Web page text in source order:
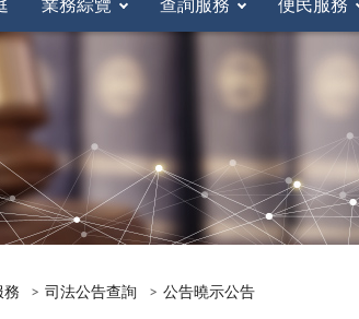
業務綜覽 查詢服務 便民服務
務 司法公告查詢 公告曉示公告